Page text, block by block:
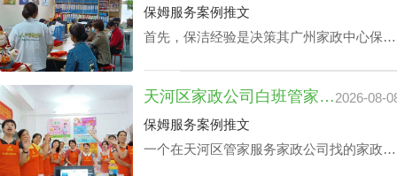
中心荔湾小时工费用的核心因素涉及哪些？
丰泽园将用HR下文文章做展开。
保姆服务案例推文
首先，保洁经验是决策其广州家政中心保洁
育等，保洁个人独特性增加，其广州家政中
心保洁24小时价格表也会增加。
天河区家政公司白班管家价格：公司声誉引导的收费标准2026-08-
保姆服务案例推文
一个在天河区管家服务家政公司找的家政管